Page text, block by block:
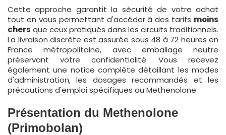
Cette approche garantit la sécurité de votre achat
tout en vous permettant d'accéder à des tarifs moins
chers que ceux pratiqués dans les circuits traditionnels.
La livraison discrète est assurée sous 48 à 72 heures en
France métropolitaine, avec emballage neutre
préservant votre confidentialité. Vous recevez
également une notice complète détaillant les modes
d'administration, les dosages recommandés et les
précautions d'emploi spécifiques au Methenolone.
Présentation du Methenolone
(Primobolan)